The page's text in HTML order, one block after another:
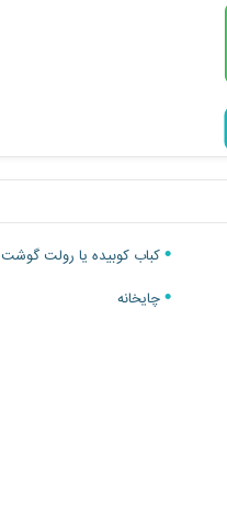
کباب کوبیده یا رولت گوشت
چایخانه